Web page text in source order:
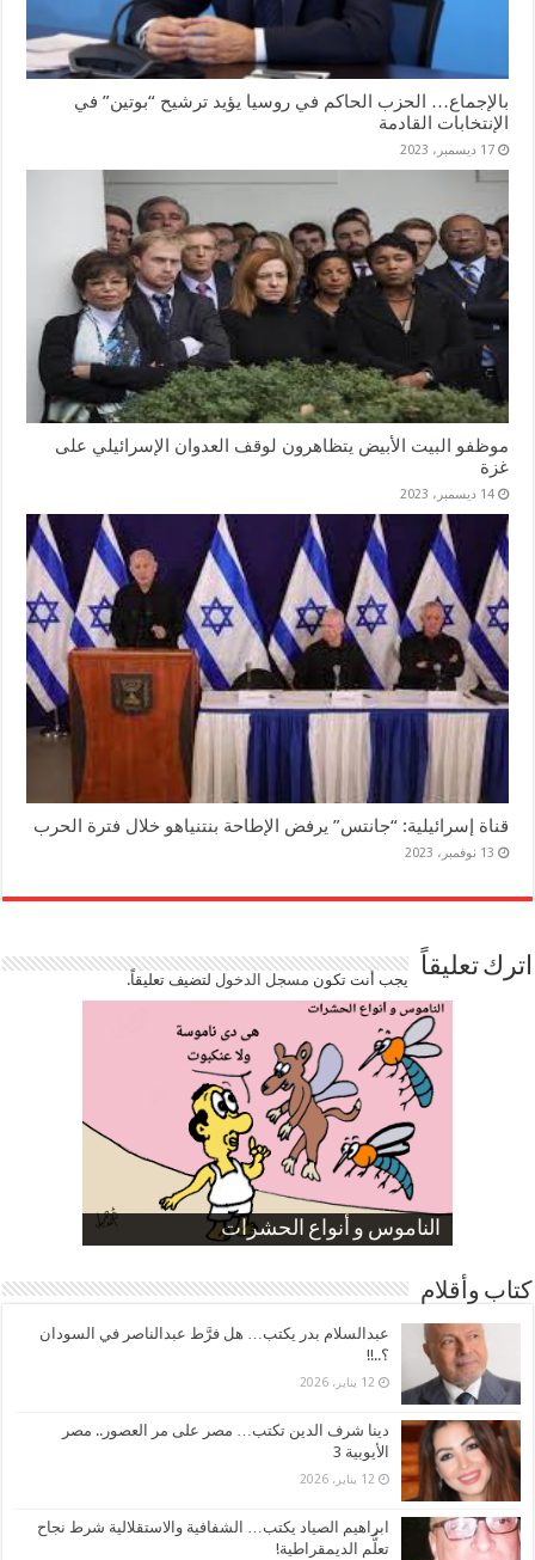
بالإجماع… الحزب الحاكم في روسيا يؤيد ترشيح “بوتين” في
الإنتخابات القادمة
17 ديسمبر، 2023
موظفو البيت الأبيض يتظاهرون لوقف العدوان الإسرائيلي على
غزة
14 ديسمبر، 2023
قناة إسرائيلية: “جانتس” يرفض الإطاحة بنتنياهو خلال فترة الحرب
13 نوفمبر، 2023
اترك تعليقاً يجب أنت تكون مسجل الدخوللتضيف تعليقاً.
الناموس و أنواع الحشرات
الموظفين بعد ارتفاع الأسعار
ارتفاع نسبة الطلاق في مصر
صورة كاركاتيرية
صورة كاركاتيرية
كتاب وأقلام
عبدالسلام بدر يكتب… هل فرَّط عبدالناصر في السودان
؟..!!
12 يناير، 2026
دينا شرف الدين تكتب… مصر على مر العصور.. مصر
الأيوبية 3
12 يناير، 2026
ابراهيم الصياد يكتب… الشفافية والاستقلالية شرط نجاح
تعلُّم الديمقراطية!